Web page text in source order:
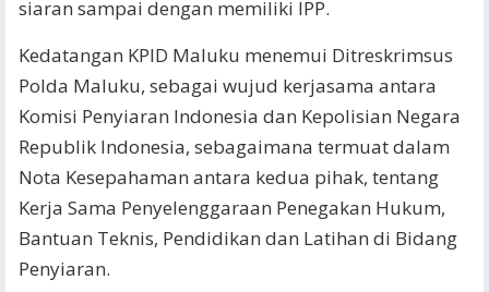
siaran sampai dengan memiliki IPP.
Kedatangan KPID Maluku menemui Ditreskrimsus
Polda Maluku, sebagai wujud kerjasama antara
Komisi Penyiaran Indonesia dan Kepolisian Negara
Republik Indonesia, sebagaimana termuat dalam
Nota Kesepahaman antara kedua pihak, tentang
Kerja Sama Penyelenggaraan Penegakan Hukum,
Bantuan Teknis, Pendidikan dan Latihan di Bidang
Penyiaran.